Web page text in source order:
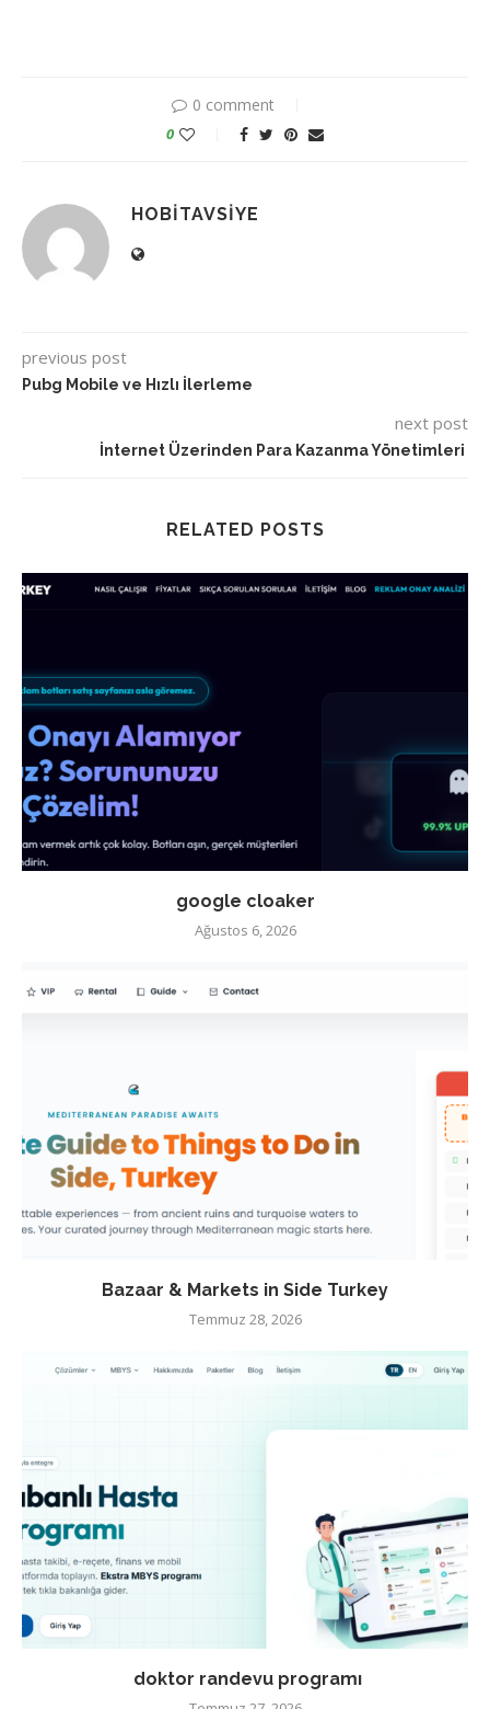
0 comment
0
HOBITAVSIYE
previous post
Pubg Mobile ve Hızlı İlerleme
next post
İnternet Üzerinden Para Kazanma Yönetimleri
RELATED POSTS
google cloaker
Ağustos 6, 2026
Bazaar & Markets in Side Turkey
Temmuz 28, 2026
doktor randevu programı